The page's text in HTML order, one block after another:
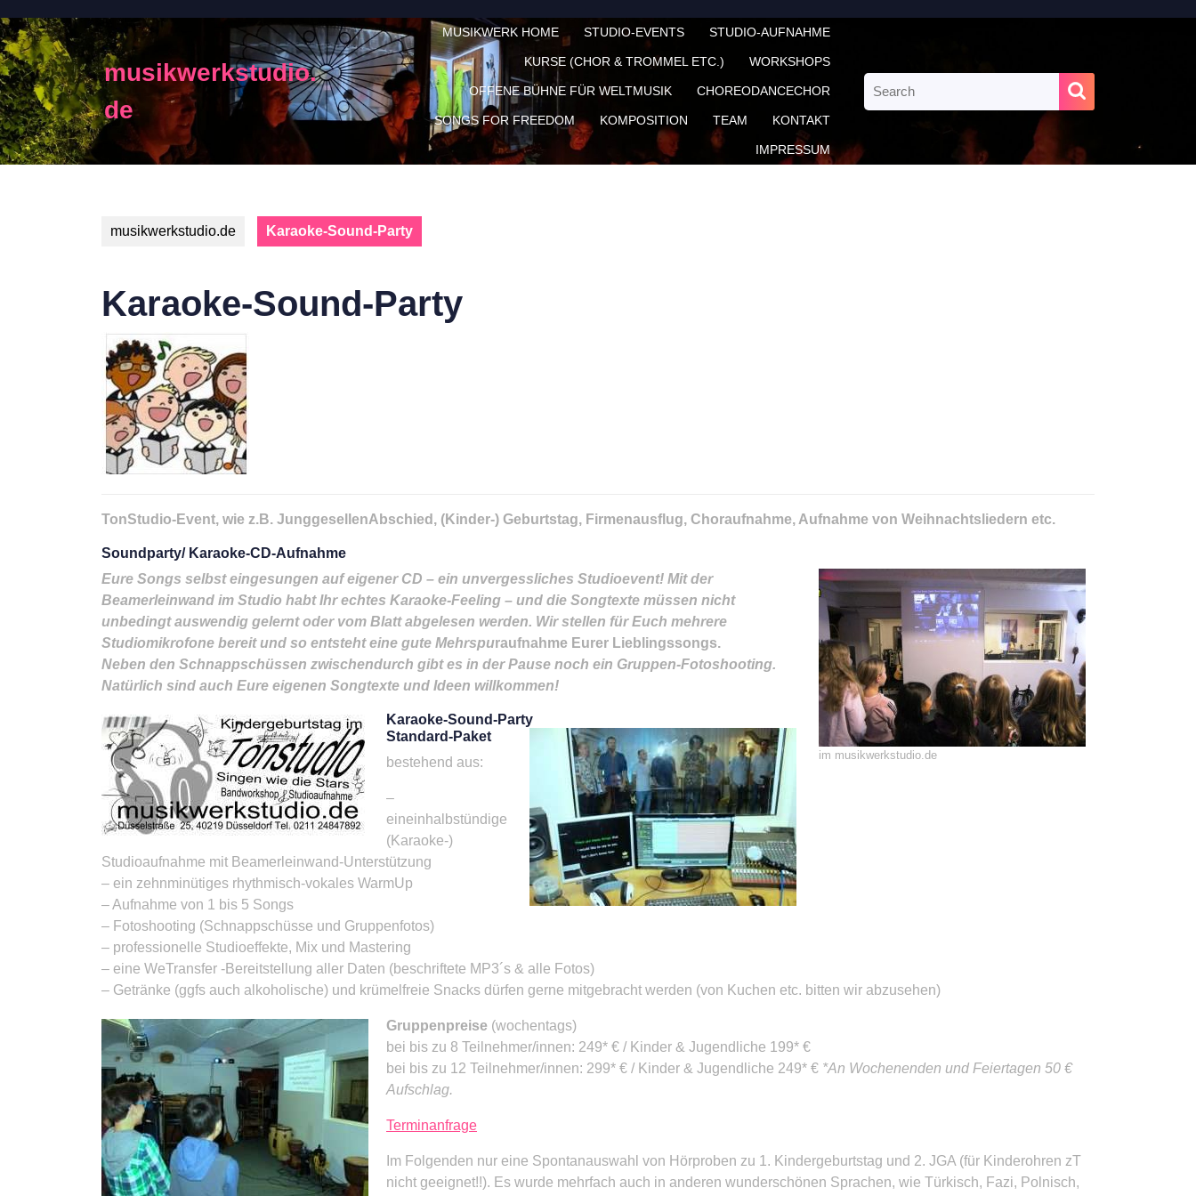
to
content
musikwerkstudio.
de
MUSIKWERK HOME STUDIO-EVENTS STUDIO-AUFNAHME
KURSE (CHOR & TROMMEL ETC.) WORKSHOPS
OFFENE BÜHNE FÜR WELTMUSIK CHOREODANCECHOR
SONGS FOR FREEDOM KOMPOSITION TEAM KONTAKT
IMPRESSUM
for:
musikwerkstudio.de Karaoke-Sound-Party
Karaoke-Sound-Party
TonStudio-Event, wie z.B. JunggesellenAbschied, (Kinder-) Geburtstag, Firmenausflug, Choraufnahme, Aufnahme von Weihnachtsliedern etc.
Soundparty/ Karaoke-CD-Aufnahme
im musikwerkstudio.de
Eure Songs selbst eingesungen auf eigener CD – ein unvergessliches Studioevent! Mit der
Beamerleinwand im Studio habt Ihr echtes Karaoke-Feeling – und die Songtexte müssen nicht
unbedingt auswendig gelernt oder vom Blatt abgelesen werden. Wir stellen für Euch mehrere
Studiomikrofone bereit und so entsteht eine gute Mehrspuraufnahme Eurer Lieblingssongs.
Neben den Schnappschüssen zwischendurch gibt es in der Pause noch ein Gruppen-Fotoshooting.
Natürlich sind auch Eure eigenen Songtexte und Ideen willkommen!
Karaoke-Sound-Party
Standard-Paket
bestehend aus:
–
eineinhalbstündige
(Karaoke-)
Studioaufnahme mit Beamerleinwand-Unterstützung
– ein zehnminütiges rhythmisch-vokales WarmUp
– Aufnahme von 1 bis 5 Songs
– Fotoshooting (Schnappschüsse und Gruppenfotos)
– professionelle Studioeffekte, Mix und Mastering
– eine WeTransfer -Bereitstellung aller Daten (beschriftete MP3´s & alle Fotos)
– Getränke (ggfs auch alkoholische) und krümelfreie Snacks dürfen gerne mitgebracht werden (von Kuchen etc. bitten wir abzusehen)
Gruppenpreise (wochentags)
bei bis zu 8 Teilnehmer/innen: 249* € / Kinder & Jugendliche 199* €
bei bis zu 12 Teilnehmer/innen: 299* € / Kinder & Jugendliche 249* € *An Wochenenden und Feiertagen 50 €
Aufschlag.
Terminanfrage
Im Folgenden nur eine Spontanauswahl von Hörproben zu 1. Kindergeburtstag und 2. JGA (für Kinderohren zT
nicht geeignet!!). Es wurde mehrfach auch in anderen wunderschönen Sprachen, wie Türkisch, Fazi, Polnisch,